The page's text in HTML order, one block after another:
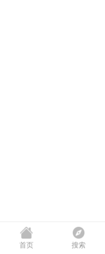
首页 搜索